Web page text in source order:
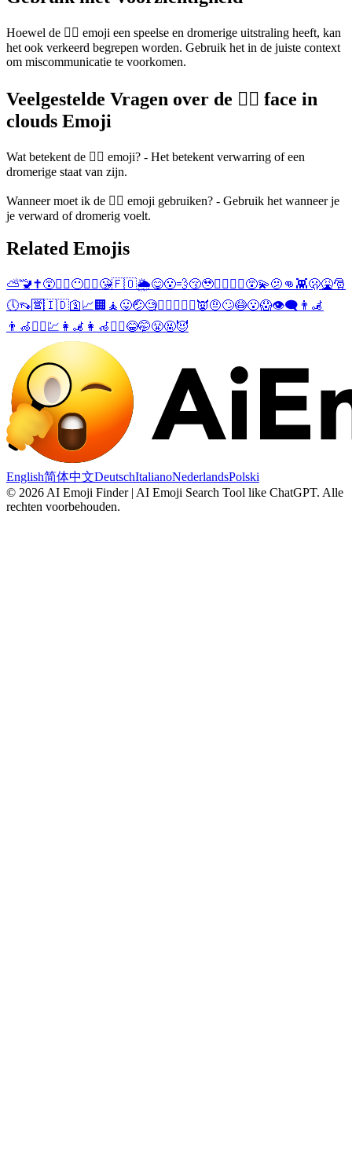
Hoewel de 😶‍🌫️ emoji een speelse en dromerige uitstraling heeft, kan
het ook verkeerd begrepen worden. Gebruik het in de juiste context
om miscommunicatie te voorkomen.
Veelgestelde Vragen over de 😶‍🌫️ face in
clouds Emoji
Wat betekent de 😶‍🌫️ emoji? - Het betekent verwarring of een
dromerige staat van zijn.
Wanneer moet ik de 😶‍🌫️ emoji gebruiken? - Gebruik het wanneer je
je verward of dromerig voelt.
Related Emojis
⛅🚾✝️😵🧘‍♂️😶🧘‍♀️😘🇫🇴🌦️😋😮‍💨😚🥹🤵‍♂️ 🤵‍♀️😵‍💫🫤 👊 👾🫢🤮🎅
🕔👡 🈺🇮🇩🛐📈 🏢 🧘 😛🤕🧐👷‍♂️ ⛳ 👷‍♀️👿🤨🙄😷😮😱👁️‍🗨️ 👨‍🦼
👨‍🦽 🧖‍♂️💹 👩‍🦼 👩‍🦽 🧖‍♀️😂🤭😤🤬😈
English简体中文DeutschItalianoNederlandsPolski
© 2026 AI Emoji Finder | AI Emoji Search Tool like ChatGPT. Alle
rechten voorbehouden.